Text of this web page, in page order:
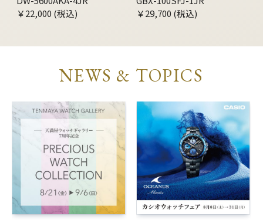
￥22,000 (税込)
￥29,700 (税込)
NEWS & TOPICS